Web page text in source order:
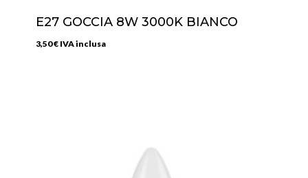
E27 GOCCIA 8W 3000K BIANCO
3,50€ IVA inclusa